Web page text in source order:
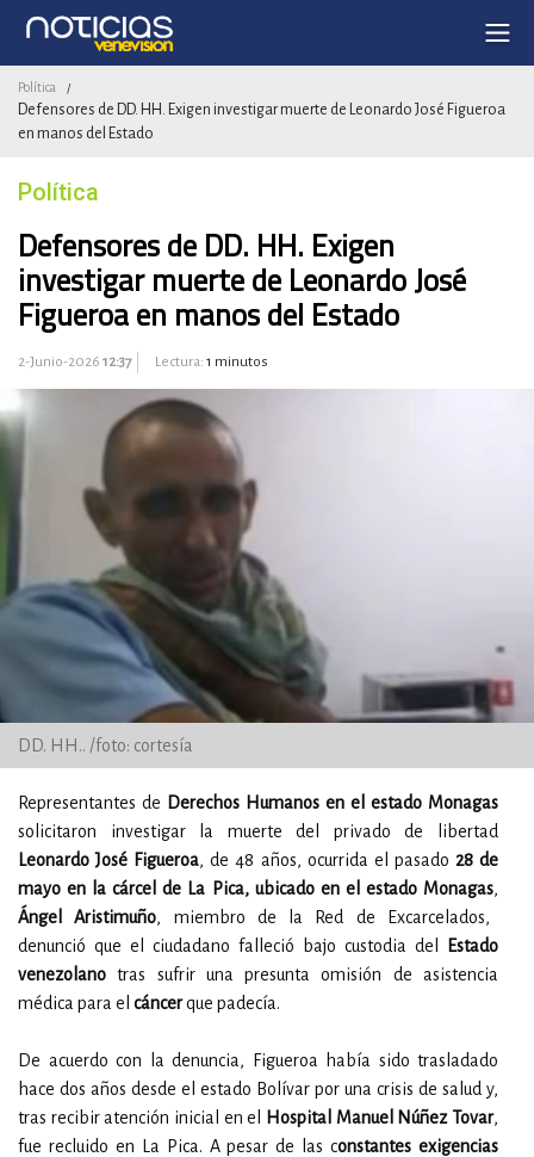
Política /
Defensores de DD. HH. Exigen investigar muerte de Leonardo José Figueroa
en manos del Estado
Política
Defensores de DD. HH. Exigen
investigar muerte de Leonardo José
Figueroa en manos del Estado
2-Junio-2026 12:37 Lectura: 1 minutos
DD. HH.. /foto: cortesía
Representantes de Derechos Humanos en el estado Monagas
solicitaron investigar la muerte del privado de libertad
Leonardo José Figueroa, de 48 años, ocurrida el pasado 28 de
mayo en la cárcel de La Pica, ubicado en el estado Monagas,
Ángel Aristimuño, miembro de la Red de Excarcelados,
denunció que el ciudadano falleció bajo custodia del
Estado
venezolano tras sufrir una presunta omisión de asistencia
médica para el cáncerque padecía.
De acuerdo con la denuncia, Figueroa había sido trasladado
hace dos años desde el estado Bolívar por una crisis de salud y,
tras recibir atención inicial en el
Hospital Manuel Núñez Tovar,
fue recluido en La Pica. A pesar de las constantes exigencias